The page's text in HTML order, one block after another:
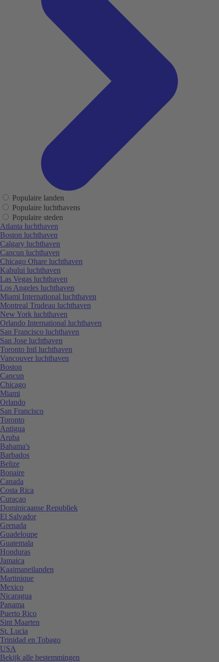
Populaire landen
Populaire luchthavens
Populaire steden
Atlanta luchthaven
Boston luchthaven
Calgary luchthaven
Cancun luchthaven
Chicago Ohare luchthaven
Kahului luchthaven
Las Vegas luchthaven
Los Angeles luchthaven
Miami International luchthaven
Montreal Trudeau luchthaven
New York luchthaven
Orlando International luchthaven
San Francisco luchthaven
San Jose luchthaven
Toronto Intl luchthaven
Vancouver luchthaven
Boston
Cancun
Chicago
Miami
Orlando
San Francisco
Toronto
Antigua
Aruba
Bahama's
Barbados
Belize
Bonaire
Canada
Costa Rica
Curaçao
Dominicaanse Republiek
El Salvador
Grenada
Guadeloupe
Guatemala
Honduras
Jamaica
Kaaimaneilanden
Martinique
Mexico
Nicaragua
Panama
Puerto Rico
Sint Maarten
St. Lucia
Trinidad en Tobago
USA
Bekijk alle bestemmingen